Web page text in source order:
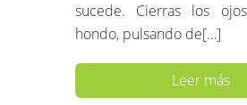
sucede. Cierras los
hondo, pulsando de[…]
Leer más